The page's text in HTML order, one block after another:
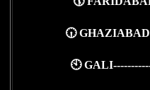
🕡
🕙